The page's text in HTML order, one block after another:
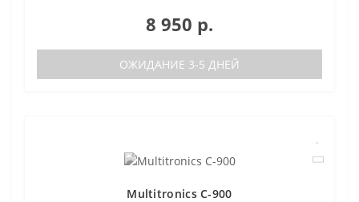
8 950 р.
ОЖИДАНИЕ 3-5 ДНЕЙ
Multitronics C-900